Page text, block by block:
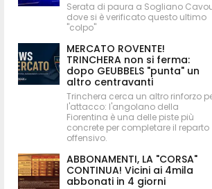
Serata di paura a Sogliano
dove si è verificato questo ultimo
"colpo"
MERCATO ROVENTE!
TRINCHERA non si ferma:
dopo GEUBBELS "punta" un
altro centravanti
Trinchera cerca un altro rinforzo
l'attacco: l'angolano della
Fiorentina è una delle piste più
concrete per completare il reparto
offensivo.
ABBONAMENTI, LA "CORSA"
CONTINUA! Vicini ai 4mila
abbonati in 4 giorni